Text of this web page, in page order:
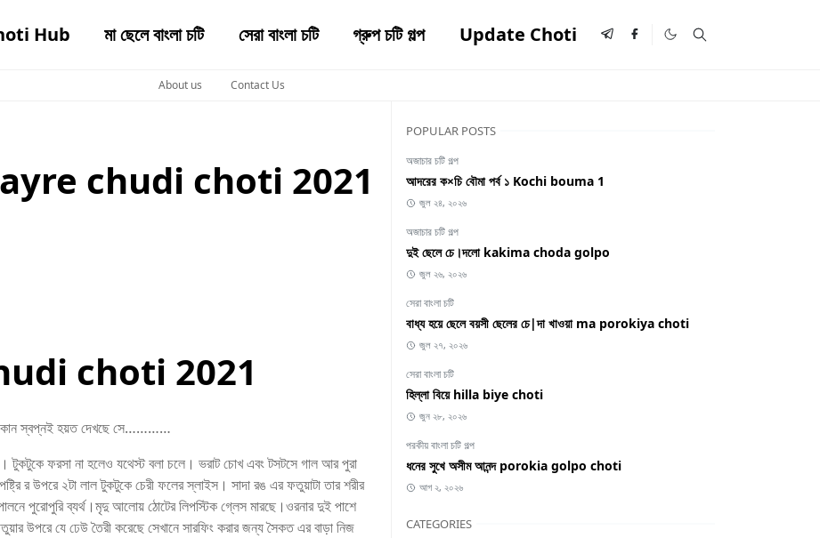
Hub মা ছেলে বাংলা চটি সেরা বাংলা চটি গ্রুপ চটি গল্প Update Choti
About us Contact Us
mayre chudi choti 2021
choti 2021
কোন স্বপ্নই হয়ত দেখছে সে…………
ফরসা না হলেও যথেস্ট বলা চলে। ভরাট চোখ এবং টসটসে গাল আর পুরা
র উপরে ২টা লাল টুকটুকে চেরী ফলের স্লাইস। সাদা রঙ এর ফতুয়াটা তার শরীর
পুরোপুরি ব্যর্থ।মৃদু আলোয় ঠোটের লিপস্টিক গ্লেস মারছে।ওরনার দুই পাশে
উপরে যে ঢেউ তৈরী করেছে সেখানে সারফিং করার জন্য সৈকত এর বাড়া নিজ
POPULAR POSTS
অজাচার চটি গল্প
আদরের ক×চি বৌমা পর্ব ১ Kochi bouma 1
জুল ২৪, ২০২৬
অজাচার চটি গল্প
দুই ছেলে চে।দলো kakima choda golpo
জুল ২৬, ২০২৬
সেরা বাংলা চটি
বাধ্য হয়ে ছেলে বয়সী ছেলের চে|দা খাওয়া ma porokiya choti
জুল ২৭, ২০২৬
সেরা বাংলা চটি
হিল্লা বিয়ে hilla biye choti
জুন ২৮, ২০২৬
পরকীয় বাংলা চটি গল্প
ধনের সুখে অসীম আনন্দ porokia golpo choti
আগ ২, ২০২৬
CATEGORIES